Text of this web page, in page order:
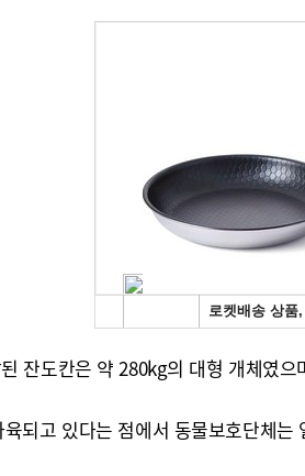
잔도칸은 약 280kg의 대형 개체였
되고 있다는 점에서 동물보호단체